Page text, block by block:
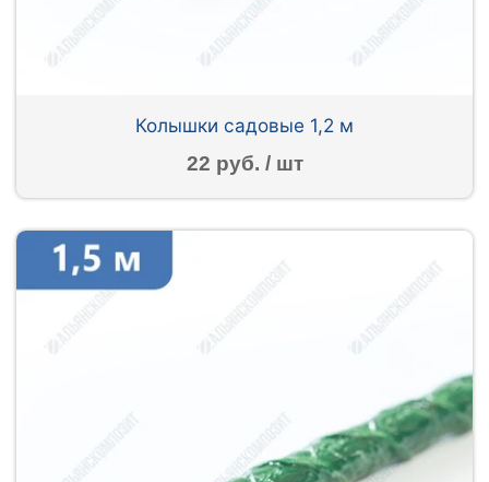
Колышки садовые 1,2 м
22 руб. / шт